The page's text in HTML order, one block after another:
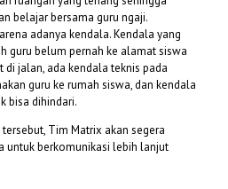
belajar bersama guru ngaji.
adanya kendala. Kendala yang
guru belum pernah ke alamat siswa
di jalan, ada kendala teknis pada
guru ke rumah siswa, dan kendala
bisa dihindari.
Tim Matrix akan segera
untuk berkomunikasi lebih lanjut